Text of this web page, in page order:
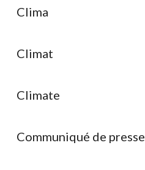
Clima
Climat
Climate
Communiqué de presse